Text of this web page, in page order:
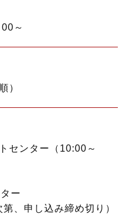
～
）
センター（10:00～
ー
、申し込み締め切り）